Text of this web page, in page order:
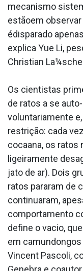
mecanismo
estãoem observar
édisparado
explica Yue Li,
Christian
Os cientistas
de ratos a se
voluntariamente
restrição: cada
cocaa­na, os
ligeiramente
jato de ar). Dois
ratos pararam de
continuaram,
comportamento
define o va­cio,
em camundongos
Vincent Pascoli,